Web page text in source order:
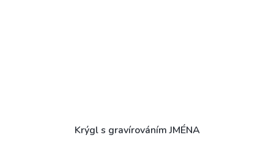
Krýgl s gravírováním JMÉNA